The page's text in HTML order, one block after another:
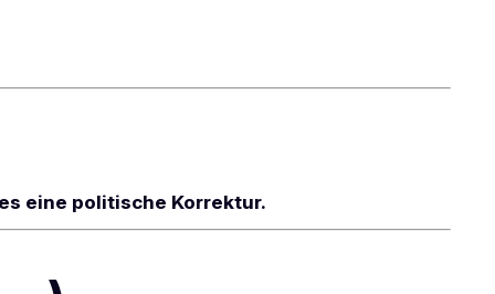
eine politische Korrektur.